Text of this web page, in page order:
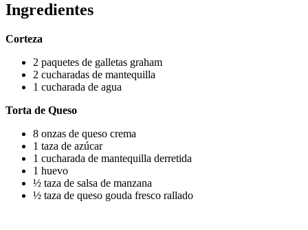
Ingredientes
Corteza
2 paquetes de galletas graham
2 cucharadas de mantequilla
1 cucharada de agua
Torta de Queso
8 onzas de queso crema
1 taza de azúcar
1 cucharada de mantequilla derretida
1 huevo
½ taza de salsa de manzana
½ taza de queso gouda fresco rallado